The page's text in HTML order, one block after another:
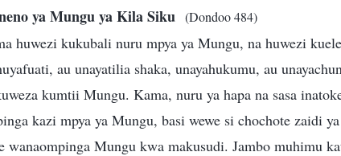
ya Mungu ya Kila Siku (Dondoo 484)
huwezi kukubali nuru mpya ya Mungu, na huwezi
au unayatilia shaka, unayahukumu, au
kumtii Mungu. Kama, nuru ya hapa na sasa
kazi mpya ya Mungu, basi wewe si chochote zaidi
wanaompinga Mungu kwa makusudi. Jambo muhimu